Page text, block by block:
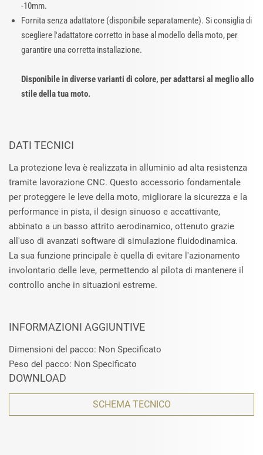
-10mm.
Fornita senza adattatore (disponibile separatamente). Si consiglia di
scegliere l'adattatore corretto in base al modello della moto, per
garantire una corretta installazione.
Disponibile in diverse varianti di colore, per adattarsi al meglio allo
stile della tua moto.
DATI TECNICI
La protezione leva è realizzata in alluminio ad alta resistenza
tramite lavorazione CNC. Questo accessorio fondamentale
per proteggere le leve della moto, migliorare la sicurezza e la
performance in pista, il design sinuoso e accattivante,
abbinato a un basso attrito aerodinamico, ottenuto grazie
all'uso di avanzati software di simulazione fluidodinamica.
La sua funzione principale è quella di evitare l'azionamento
involontario delle leve, permettendo al pilota di mantenere il
controllo anche in situazioni estreme.
INFORMAZIONI AGGIUNTIVE
Dimensioni del pacco: Non Specificato
Peso del pacco: Non Specificato
DOWNLOAD
SCHEMA TECNICO